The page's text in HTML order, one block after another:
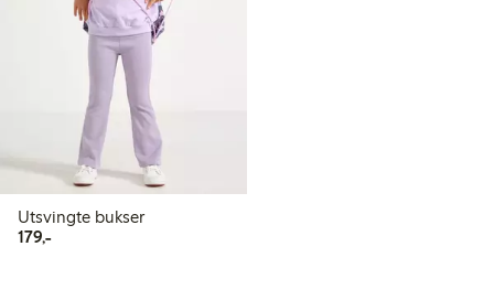
Utsvingte bukser
179,-179,00 kr